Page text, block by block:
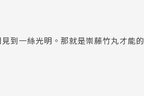
到一絲光明。那就是崇藤竹丸才能的